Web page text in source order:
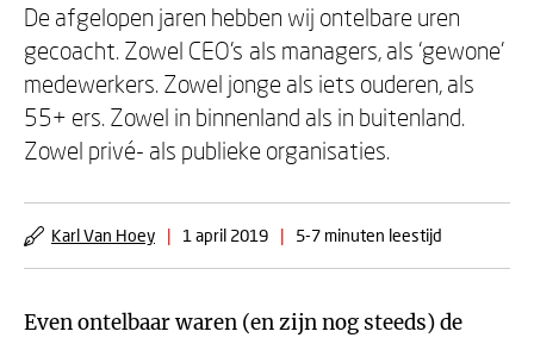
De afgelopen jaren hebben wij ontelbare uren
gecoacht. Zowel CEO’s als managers, als ‘gewone’
medewerkers. Zowel jonge als iets ouderen, als
55+ ers. Zowel in binnenland als in buitenland.
Zowel privé- als publieke organisaties.
Karl Van Hoey | 1 april 2019 | 5-7 minuten leestijd
Even ontelbaar waren (en zijn nog steeds) de